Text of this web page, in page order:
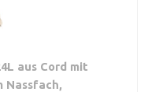
aus Cord mit
Nassfach,